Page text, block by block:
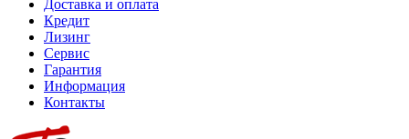
Доставка и оплата
Кредит
Лизинг
Сервис
Гарантия
Информация
Контакты